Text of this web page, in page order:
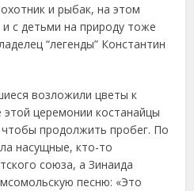
и рыбак, на этом
с детьми на природу тоже
“легенды” Константин
возложили цветы к
церемонии костанайцы
продолжить пробег. По
насущные, кто-то
союза, а Зинаида
песню: «Это